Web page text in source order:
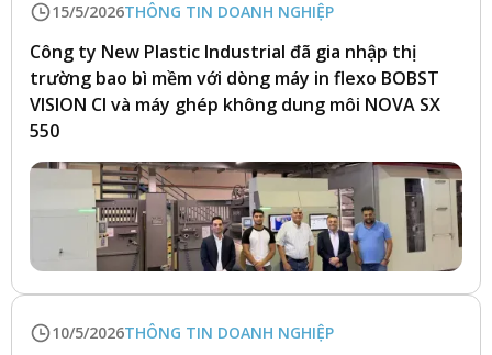
15/5/2026THÔNG TIN DOANH NGHIỆP
Công ty New Plastic Industrial đã gia nhập thị
trường bao bì mềm với dòng máy in flexo BOBST
VISION CI và máy ghép không dung môi NOVA SX
550
10/5/2026THÔNG TIN DOANH NGHIỆP